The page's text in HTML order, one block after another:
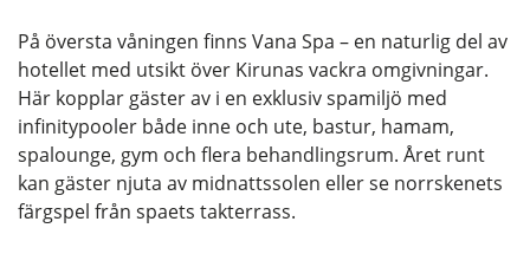
På översta våningen finns Vana Spa – en naturlig del av
hotellet med utsikt över Kirunas vackra omgivningar.
Här kopplar gäster av i en exklusiv spamiljö med
infinitypooler både inne och ute, bastur, hamam,
spalounge, gym och flera behandlingsrum. Året runt
kan gäster njuta av midnattssolen eller se norrskenets
färgspel från spaets takterrass.